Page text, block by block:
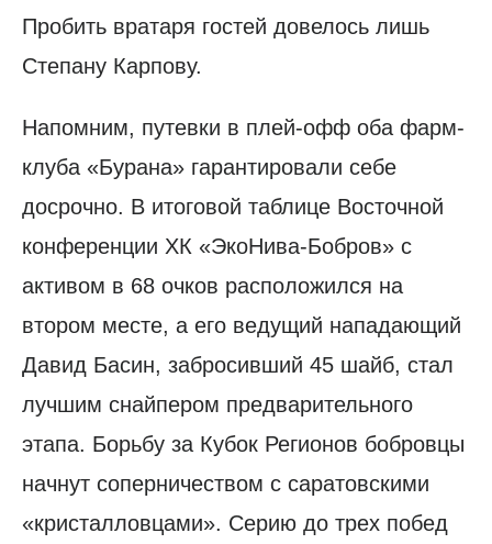
Пробить вратаря гостей довелось лишь
Степану Карпову.
Напомним, путевки в плей-офф оба фарм-
клуба «Бурана» гарантировали себе
досрочно. В итоговой таблице Восточной
конференции ХК «ЭкоНива-Бобров» с
активом в 68 очков расположился на
втором месте, а его ведущий нападающий
Давид Басин, забросивший 45 шайб, стал
лучшим снайпером предварительного
этапа. Борьбу за Кубок Регионов бобровцы
начнут соперничеством с саратовскими
«кристалловцами». Серию до трех побед